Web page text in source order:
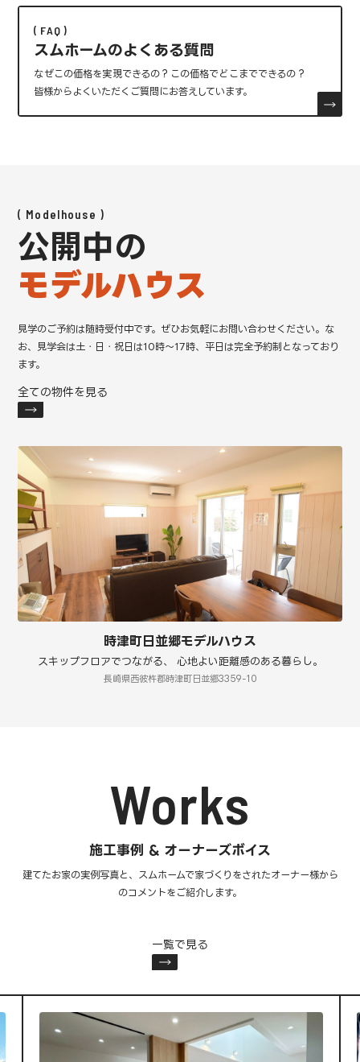
FAQ
スムホームのよくある質問
なぜこの価格を実現できるの？この価格でどこまでできるの？
皆様からよくいただくご質問にお答えしています。
Modelhouse
公開中の
モデルハウス
見学のご予約は随時受付中です。ぜひお気軽にお問い合わせください。 な
お、見学会は土・日・祝日は10時～17時、平日は完全予約制となっており
ます。
全ての物件を見る
時津町日並郷モデルハウス
スキップフロアでつながる、 心地よい距離感のある暮らし。
長崎県西彼杵郡時津町日並郷3359-10
Works
施工事例 & オーナーズボイス
建てたお家の実例写真と、スムホームで家づくりをされたオーナー様から
のコメントをご紹介します。
一覧で見る